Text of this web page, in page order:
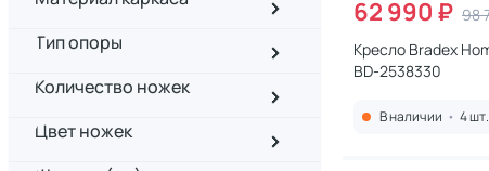
Тип опоры
Количество ножек
Цвет ножек
62 990 ₽ 98
Кресло Bradex
BD-2538330
В наличии • 4 шт.